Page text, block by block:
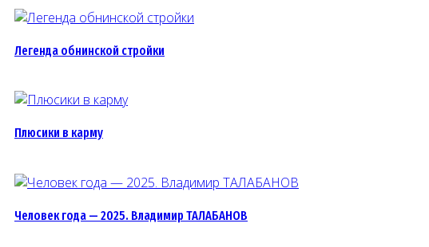
Легенда обнинской стройки
Плюсики в карму
Человек года — 2025. Владимир ТАЛАБАНОВ